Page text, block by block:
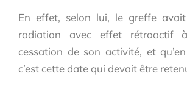
En effet, selon lui, le greffe
radiation avec effet rétroactif
cessation de son activité, et
c’est cette date qui devait être